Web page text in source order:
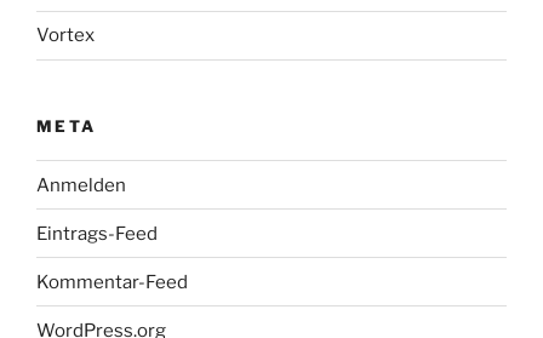
Vortex
META
Anmelden
Eintrags-Feed
Kommentar-Feed
WordPress.org